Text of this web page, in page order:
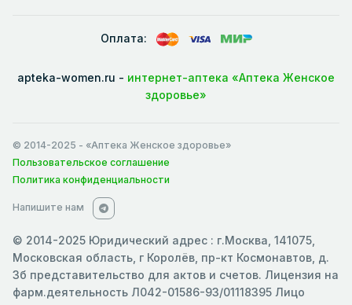
Оплата:
apteka-women.ru - интернет-аптека «Аптека Женское
здоровье»
© 2014-2025 - «Аптека Женское здоровье»
Пользовательское соглашение
Политика конфиденциальности
Напишите нам
© 2014-2025 Юридический адрес : г.Москва, 141075,
Московская область, г Королёв, пр-кт Космонавтов, д.
3б представительство для актов и счетов. Лицензия на
фарм.деятельность Л042-01586-93/01118395 Лицо